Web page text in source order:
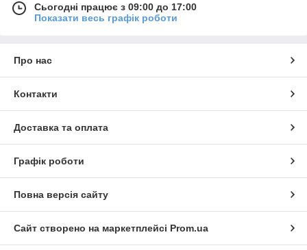
Сьогодні працює з 09:00 до 17:00
Показати весь графік роботи
Про нас
Контакти
Доставка та оплата
Графік роботи
Повна версія сайту
Сайт створено на маркетплейсі Prom.ua